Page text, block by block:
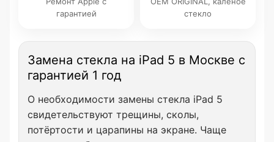
гарантией
стекло
Замена стекла на iPad 5 в Москве с
гарантией 1 год
О необходимости замены стекла iPad 5
свидетельствуют трещины, сколы,
потёртости и царапины на экране. Чаще